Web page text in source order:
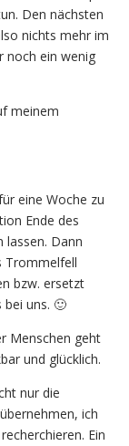
Den nächsten
nichts mehr im
noch ein wenig
meinem
eine Woche zu
Ende des
lassen. Dann
Trommelfell
bzw. ersetzt
uns. 🙂
Menschen geht
und glücklich.
nur die
ich
Ein